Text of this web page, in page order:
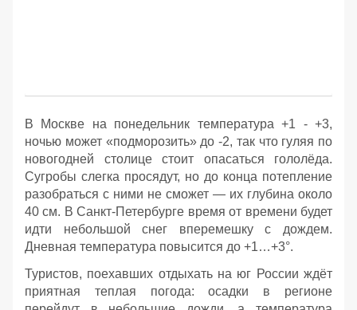
В Москве на понедельник температура +1 - +3,
ночью может «подморозить» до -2, так что гуляя по
новогодней столице стоит опасаться гололёда.
Сугробы слегка просядут, но до конца потепление
разобраться с ними не сможет — их глубина около
40 см. В Санкт-Петербурге время от времени будет
идти небольшой снег вперемешку с дождем.
Дневная температура повысится до +1…+3°.
Туристов, поехавших отдыхать на юг России ждёт
приятная теплая погода: осадки в регионе